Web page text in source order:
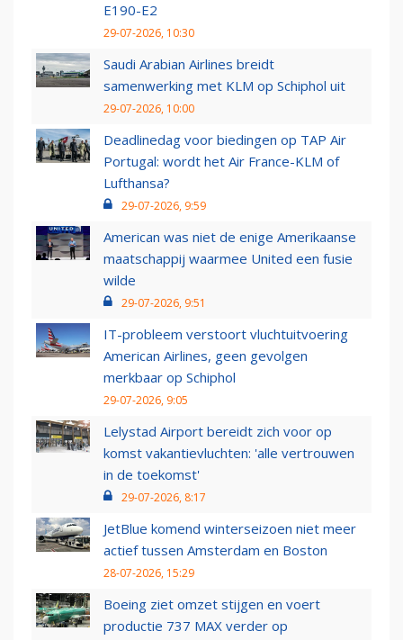
E190-E2
29-07-2026, 10:30
Saudi Arabian Airlines breidt
samenwerking met KLM op Schiphol uit
29-07-2026, 10:00
Deadlinedag voor biedingen op TAP Air
Portugal: wordt het Air France-KLM of
Lufthansa?
29-07-2026, 9:59
American was niet de enige Amerikaanse
maatschappij waarmee United een fusie
wilde
29-07-2026, 9:51
IT-probleem verstoort vluchtuitvoering
American Airlines, geen gevolgen
merkbaar op Schiphol
29-07-2026, 9:05
Lelystad Airport bereidt zich voor op
komst vakantievluchten: 'alle vertrouwen
in de toekomst'
29-07-2026, 8:17
JetBlue komend winterseizoen niet meer
actief tussen Amsterdam en Boston
28-07-2026, 15:29
Boeing ziet omzet stijgen en voert
productie 737 MAX verder op